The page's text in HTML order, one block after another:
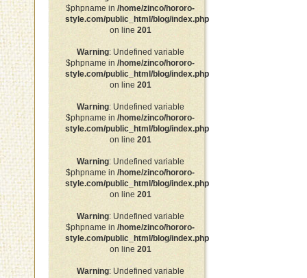
$phpname in /home/zinco/hororo-
style.com/public_html/blog/index.php
on line 201
Warning: Undefined variable
$phpname in /home/zinco/hororo-
style.com/public_html/blog/index.php
on line 201
Warning: Undefined variable
$phpname in /home/zinco/hororo-
style.com/public_html/blog/index.php
on line 201
Warning: Undefined variable
$phpname in /home/zinco/hororo-
style.com/public_html/blog/index.php
on line 201
Warning: Undefined variable
$phpname in /home/zinco/hororo-
style.com/public_html/blog/index.php
on line 201
Warning: Undefined variable